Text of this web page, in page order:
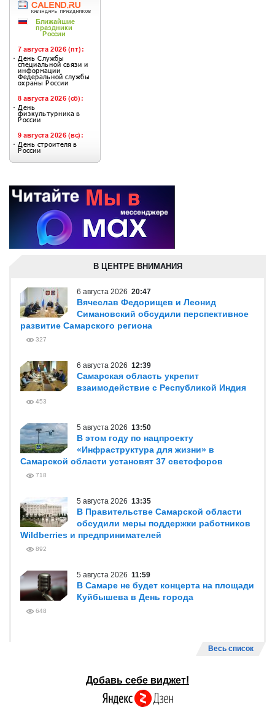
В ЦЕНТРЕ ВНИМАНИЯ
6 августа 2026 20:47
Вячеслав Федорищев и Леонид
Симановский обсудили перспективное
развитие Самарского региона
327
6 августа 2026 12:39
Самарская область укрепит
взаимодействие с Республикой Индия
453
5 августа 2026 13:50
В этом году по нацпроекту
«Инфраструктура для жизни» в
Самарской области установят 37 светофоров
718
5 августа 2026 13:35
В Правительстве Самарской области
обсудили меры поддержки работников
Wildberries и предпринимателей
892
5 августа 2026 11:59
В Самаре не будет концерта на площади
Куйбышева в День города
648
Весь список
Добавь себе виджет!